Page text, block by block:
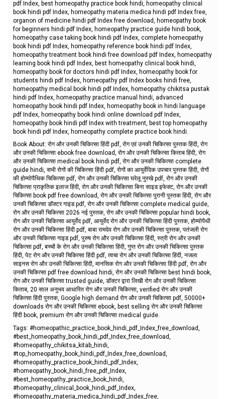
pdf Index, best homeopathy practice book hindi, homeopathy clinical
book hindi pdf Index, homeopathy materia medica hindi pdf Index free,
organon of medicine hindi pdf Index free download, homeopathy book
for beginners hindi pdf Index, homeopathy practice guide hindi book,
homeopathy case taking book hindi pdf Index, complete homeopathy
book hindi pdf Index, homeopathy reference book hindi pdf Index,
homeopathy treatment book hindi free download pdf Index, homeopathy
learning book hindi pdf Index, best homeopathy clinical book hindi,
homeopathy book for doctors hindi pdf Index, homeopathy book for
students hindi pdf Index, homeopathy pdf Index books hindi free,
homeopathy medical book hindi pdf Index, homeopathy chikitsa pustak
hindi pdf Index, homeopathy practice manual hindi, advanced
homeopathy book hindi pdf Index, homeopathy book in hindi language
pdf Index, homeopathy book hindi online download pdf Index,
homeopathy book hindi pdf Index with treatment, best top homeopathy
book hindi pdf Index, homeopathy complete practice book hindi.
Book About: रोग और उनकी चिकित्सा हिंदी pdf, रोग एवं उनकी चिकित्सा पुस्तक हिंदी, रोग
और उनकी चिकित्सा ebook free download, रोग और उनकी चिकित्सा किताब हिंदी, रोग
और उनकी चिकित्सा medical book hindi pdf, रोग और उनकी चिकित्सा complete
guide hindi, सभी रोगों की चिकित्सा हिंदी pdf, रोगों का आयुर्वेदिक उपचार पुस्तक हिंदी, रोगों
की होम्योपैथिक चिकित्सा pdf, रोग और उनकी चिकित्सा घरेलू नुस्खे pdf, रोग और उनकी
चिकित्सा प्राकृतिक इलाज हिंदी, रोग और उनकी चिकित्सा बिना साइड इफेक्ट, रोग और उनकी
चिकित्सा book pdf free download, रोग और उनकी चिकित्सा पुरानी पुस्तक हिंदी, रोग और
उनकी चिकित्सा डॉक्टर गाइड pdf, रोग और उनकी चिकित्सा complete medical guide,
रोग और उनकी चिकित्सा 2026 नई पुस्तक, रोग और उनकी चिकित्सा popular hindi book,
रोग और उनकी चिकित्सा आयुर्वेद pdf, आयुर्वेद रोग और उनकी चिकित्सा हिंदी पुस्तक, होम्योपैथी
रोग और उनकी चिकित्सा हिंदी pdf, बाबा रामदेव रोग और उनकी चिकित्सा पुस्तक, पतंजली रोग
और उनकी चिकित्सा गाइड pdf, पुरुष रोग और उनकी चिकित्सा हिंदी, स्त्री रोग और उनकी
चिकित्सा pdf, बच्चों के रोग और उनकी चिकित्सा हिंदी, गुप्त रोग और उनकी चिकित्सा पुस्तक
हिंदी, पेट रोग और उनकी चिकित्सा हिंदी pdf, त्वचा रोग और उनकी चिकित्सा हिंदी, नजला
साइनस रोग और उनकी चिकित्सा हिंदी, मानसिक रोग और उनकी चिकित्सा हिंदी pdf, रोग और
उनकी चिकित्सा pdf free download hindi, रोग और उनकी चिकित्सा best hindi book,
रोग और उनकी चिकित्सा trusted guide, डॉक्टर द्वारा लिखी रोग और उनकी चिकित्सा
किताब, 20 साल अनुभव आधारित रोग और उनकी चिकित्सा, verified रोग और उनकी
चिकित्सा हिंदी पुस्तक, Google high demand रोग और उनकी चिकित्सा pdf, 50000+
downloads रोग और उनकी चिकित्सा ebook, best selling रोग और उनकी चिकित्सा
हिंदी book, premium रोग और उनकी चिकित्सा medical guide.
Tags: #homeopathic_practice_book_hindi_pdf_Index_free_download,
#best_homeopathy_book_hindi_pdf_Index_free_download,
#homeopathy_chikitsa_kitab_hindi,
#top_homeopathy_book_hindi_pdf_Index_free_download,
#homeopathy_practice_book_hindi_pdf_Index,
#homeopathy_book_hindi_free_pdf_Index,
#best_homeopathy_practice_book_hindi,
#homeopathy_clinical_book_hindi_pdf_Index,
#homeopathy_materia_medica_hindi_pdf_Index_free,